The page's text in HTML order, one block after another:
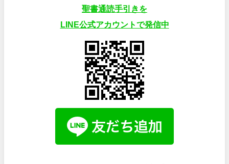
聖書通読手引きを
LINE公式アカウントで発信中